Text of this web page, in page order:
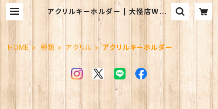
アクリルキーホルダー | 大怪店WEB
ギャラリー
HOME 種類 アクリル アクリルキーホルダー